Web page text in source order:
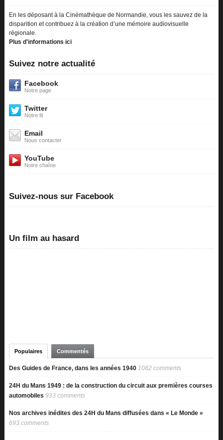
En les déposant à la Cinémathèque de Normandie, vous les sauvez de la
disparition et contribuez à la création d’une mémoire audiovisuelle
régionale.
Plus d'informations ici
Suivez notre actualité
Facebook
Notre page
Twitter
Notre fil
Email
Nous contacter
YouTube
Notre chaîne
Suivez-nous sur Facebook
Un film au hasard
Populaires Commentés
Des Guides de France, dans les années 1940 1082 comments
24H du Mans 1949 : de la construction du circuit aux premières courses
automobiles 933 comments
Nos archives inédites des 24H du Mans diffusées dans « Le Monde »
693 comments